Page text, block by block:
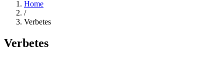
Home
/
Verbetes
Verbetes